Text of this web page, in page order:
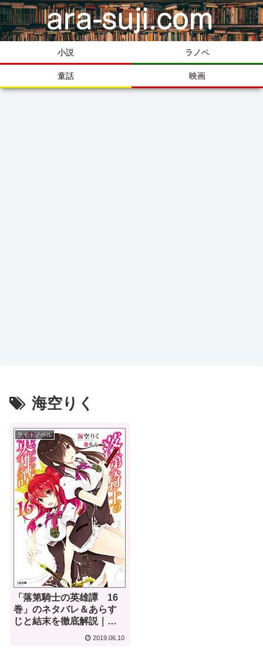
小説 ラノベ
童話 映画
海空りく
ライトノベル
「落第騎士の英雄譚 16
巻」のネタバレ＆あらす
じと結末を徹底解説｜海
2019.06.10